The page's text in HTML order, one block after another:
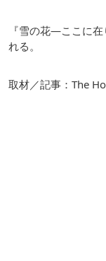
『雪の花―ここに
れる。
取材／記事：The